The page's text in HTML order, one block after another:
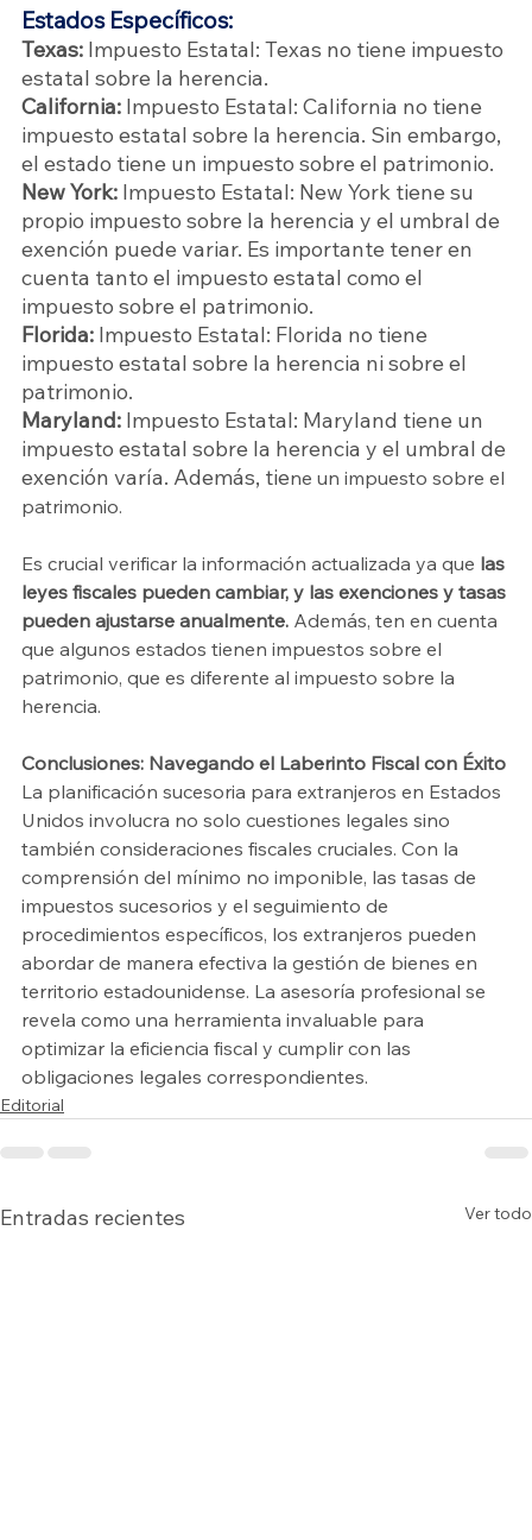
Estados Específicos:
Texas: Impuesto Estatal: Texas no tiene impuesto
estatal sobre la herencia.
California: Impuesto Estatal: California no tiene
impuesto estatal sobre la herencia. Sin embargo,
el estado tiene un impuesto sobre el patrimonio.
New York: Impuesto Estatal: New York tiene su
propio impuesto sobre la herencia y el umbral de
exención puede variar. Es importante tener en
cuenta tanto el impuesto estatal como el
impuesto sobre el patrimonio.
Florida: Impuesto Estatal: Florida no tiene
impuesto estatal sobre la herencia ni sobre el
patrimonio.
Maryland: Impuesto Estatal: Maryland tiene un
impuesto estatal sobre la herencia y el umbral de
exención varía. Además, tiene un impuesto sobre el
patrimonio.
Es crucial verificar la información actualizada ya que las
leyes fiscales pueden cambiar, y las exenciones y tasas
pueden ajustarse anualmente. Además, ten en cuenta
que algunos estados tienen impuestos sobre el
patrimonio, que es diferente al impuesto sobre la
herencia.
Conclusiones: Navegando el Laberinto Fiscal con Éxito
La planificación sucesoria para extranjeros en Estados
Unidos involucra no solo cuestiones legales sino
también consideraciones fiscales cruciales. Con la
comprensión del mínimo no imponible, las tasas de
impuestos sucesorios y el seguimiento de
procedimientos específicos, los extranjeros pueden
abordar de manera efectiva la gestión de bienes en
territorio estadounidense. La asesoría profesional se
revela como una herramienta invaluable para
optimizar la eficiencia fiscal y cumplir con las
obligaciones legales correspondientes.
Editorial
Entradas recientes Ver todo